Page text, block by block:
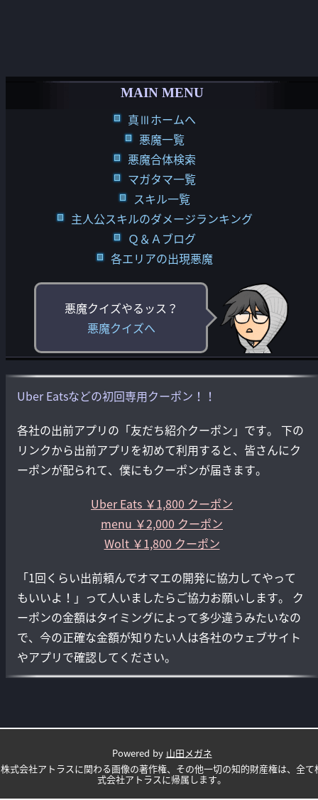
MAIN MENU
真Ⅲホームへ
悪魔一覧
悪魔合体検索
マガタマ一覧
スキル一覧
主人公スキルのダメージランキング
Ｑ＆Ａブログ
各エリアの出現悪魔
悪魔クイズやるッス？
悪魔クイズへ
Uber Eatsなどの初回専用クーポン！！
各社の出前アプリの「友だち紹介クーポン」です。 下の
リンクから出前アプリを初めて利用すると、皆さんにク
ーポンが配られて、僕にもクーポンが届きます。
Uber Eats ￥1,800 クーポン
menu ￥2,000 クーポン
Wolt ￥1,800 クーポン
「1回くらい出前頼んでオマエの開発に協力してやって
もいいよ！」って人いましたらご協力お願いします。 ク
ーポンの金額はタイミングによって多少違うみたいなの
で、今の正確な金額が知りたい人は各社のウェブサイト
やアプリで確認してください。
Powered by 山田メガネ
株式会社アトラスに関わる画像の著作権、その他一切の知的財産権は、全て
式会社アトラスに帰属します。